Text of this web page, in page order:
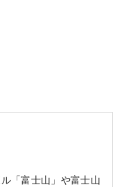
「富士山」や富士山